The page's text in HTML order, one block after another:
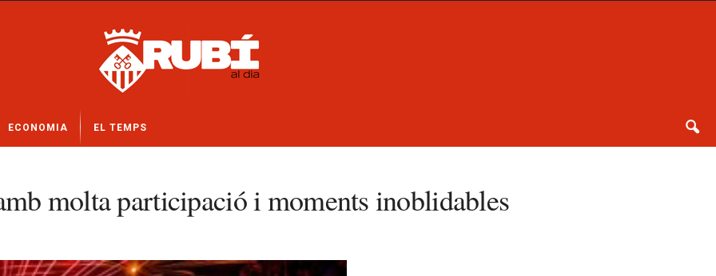
ECONOMIA EL TEMPS
molta participació i moments inoblidables